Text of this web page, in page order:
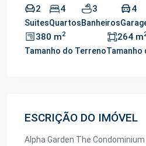
2
Suites
4
Quartos
3
Banheiros
4
380 m2
Tamanho do Terreno
264 m
Tamanho
ESCRIÇÃO DO IMÓVEL
Alpha Garden The